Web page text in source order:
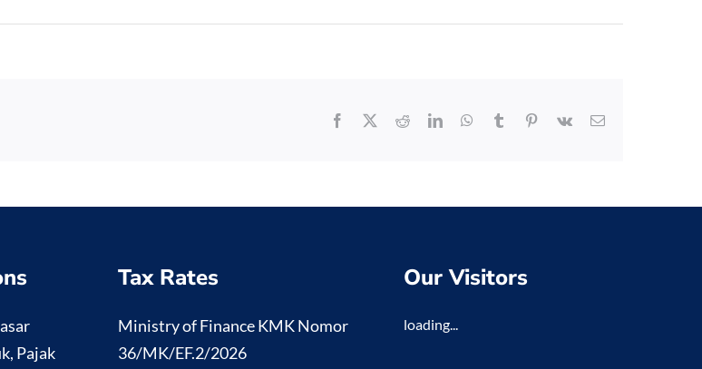
Facebook RedditLinkedInWhatsApp
Tumblr Pinterest
Vk Email
Pajak
Tax Rates
Ministry of Finance KMK Nomor
36/MK/EF.2/2026
Our Visitors
loading...